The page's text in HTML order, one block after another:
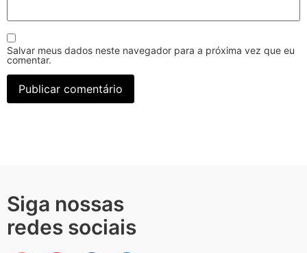
Salvar meus dados neste navegador para a próxima vez que eu
comentar.
Siga nossas
redes sociais